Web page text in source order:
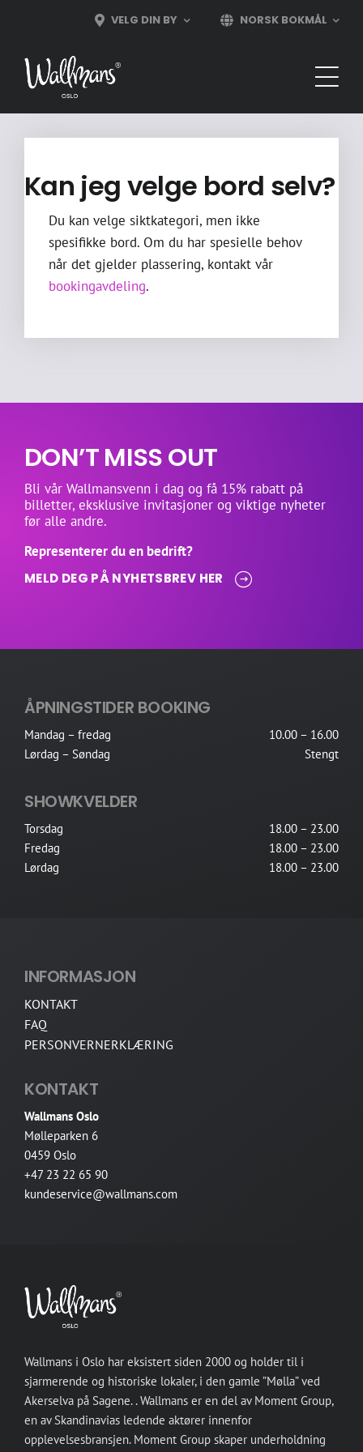
content
VELG DIN BY NORSK BOKMÅL
Kan jeg velge bord selv?
Du kan velge siktkategori, men ikke
spesifikke bord. Om du har spesielle behov
når det gjelder plassering, kontakt vår
bookingavdeling.
DON’T MISS OUT
Bli vår Wallmansvenn i dag og få 15% rabatt på
billetter, eksklusive invitasjoner og viktige nyheter
før alle andre.
Representerer du en bedrift?
MELD DEG PÅ NYHETSBREV HER
Wallmans i Oslo har eksistert siden 2000 og holder til i
sjarmerende og historiske lokaler, i den gamle ”Mølla” ved
Akerselva på Sagene. . Wallmans er en del av Moment Group,
en av Skandinavias ledende aktører innenfor
opplevelsesbransjen. Moment Group skaper underholdning
ÅPNINGSTIDER BOOKING
Mandag – fredag
10.00 – 16.00
Lørdag – Søndag
Stengt
SHOWKVELDER
Torsdag
18.00 – 23.00
Fredag
18.00 – 23.00
Lørdag
18.00 – 23.00
INFORMASJON
KONTAKT
FAQ
PERSONVERNERKLÆRING
KONTAKT
Wallmans Oslo
Mølleparken 6
0459 Oslo
+47 23 22 65 90
kundeservice@wallmans.com